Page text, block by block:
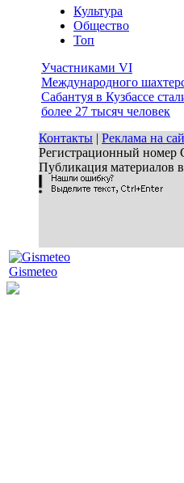
Культура
Общество
Топ
Участниками VI
Международного
Сабантуя в Кузбассе
более 27 тысяч человек
Контакты | Реклама на
Регистрационный
Публикация материалов
Gismeteo